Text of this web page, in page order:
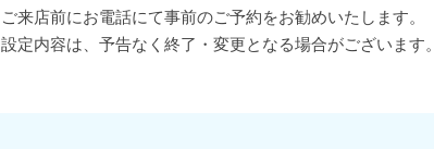
ご来店前にお電話にて事前のご予約をお勧めいたします。
設定内容は、予告なく終了・変更となる場合がございます。